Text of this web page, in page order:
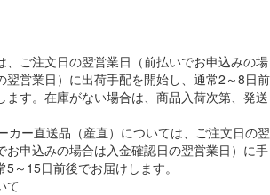
、ご注文日の翌営業日（前払いでお申込みの場
翌営業日）に出荷手配を開始し、通常2～8日前
ます。在庫がない場合は、商品入荷次第、発送
カー直送品（産直）については、ご注文日の翌
お申込みの場合は入金確認日の翌営業日）に手
～15日前後でお届けします。
て